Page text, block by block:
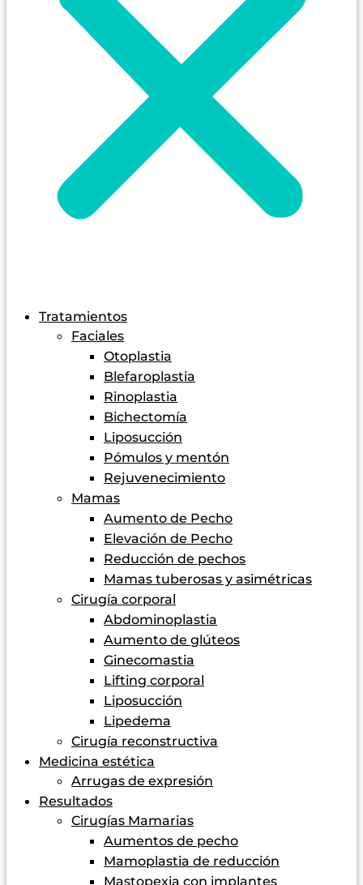
Tratamientos
Faciales
Otoplastia
Blefaroplastia
Rinoplastia
Bichectomía
Liposucción
Pómulos y mentón
Rejuvenecimiento
Mamas
Aumento de Pecho
Elevación de Pecho
Reducción de pechos
Mamas tuberosas y asimétricas
Cirugía corporal
Abdominoplastia
Aumento de glúteos
Ginecomastia
Lifting corporal
Liposucción
Lipedema
Cirugía reconstructiva
Medicina estética
Arrugas de expresión
Resultados
Cirugías Mamarias
Aumentos de pecho
Mamoplastia de reducción
Mastopexia con implantes